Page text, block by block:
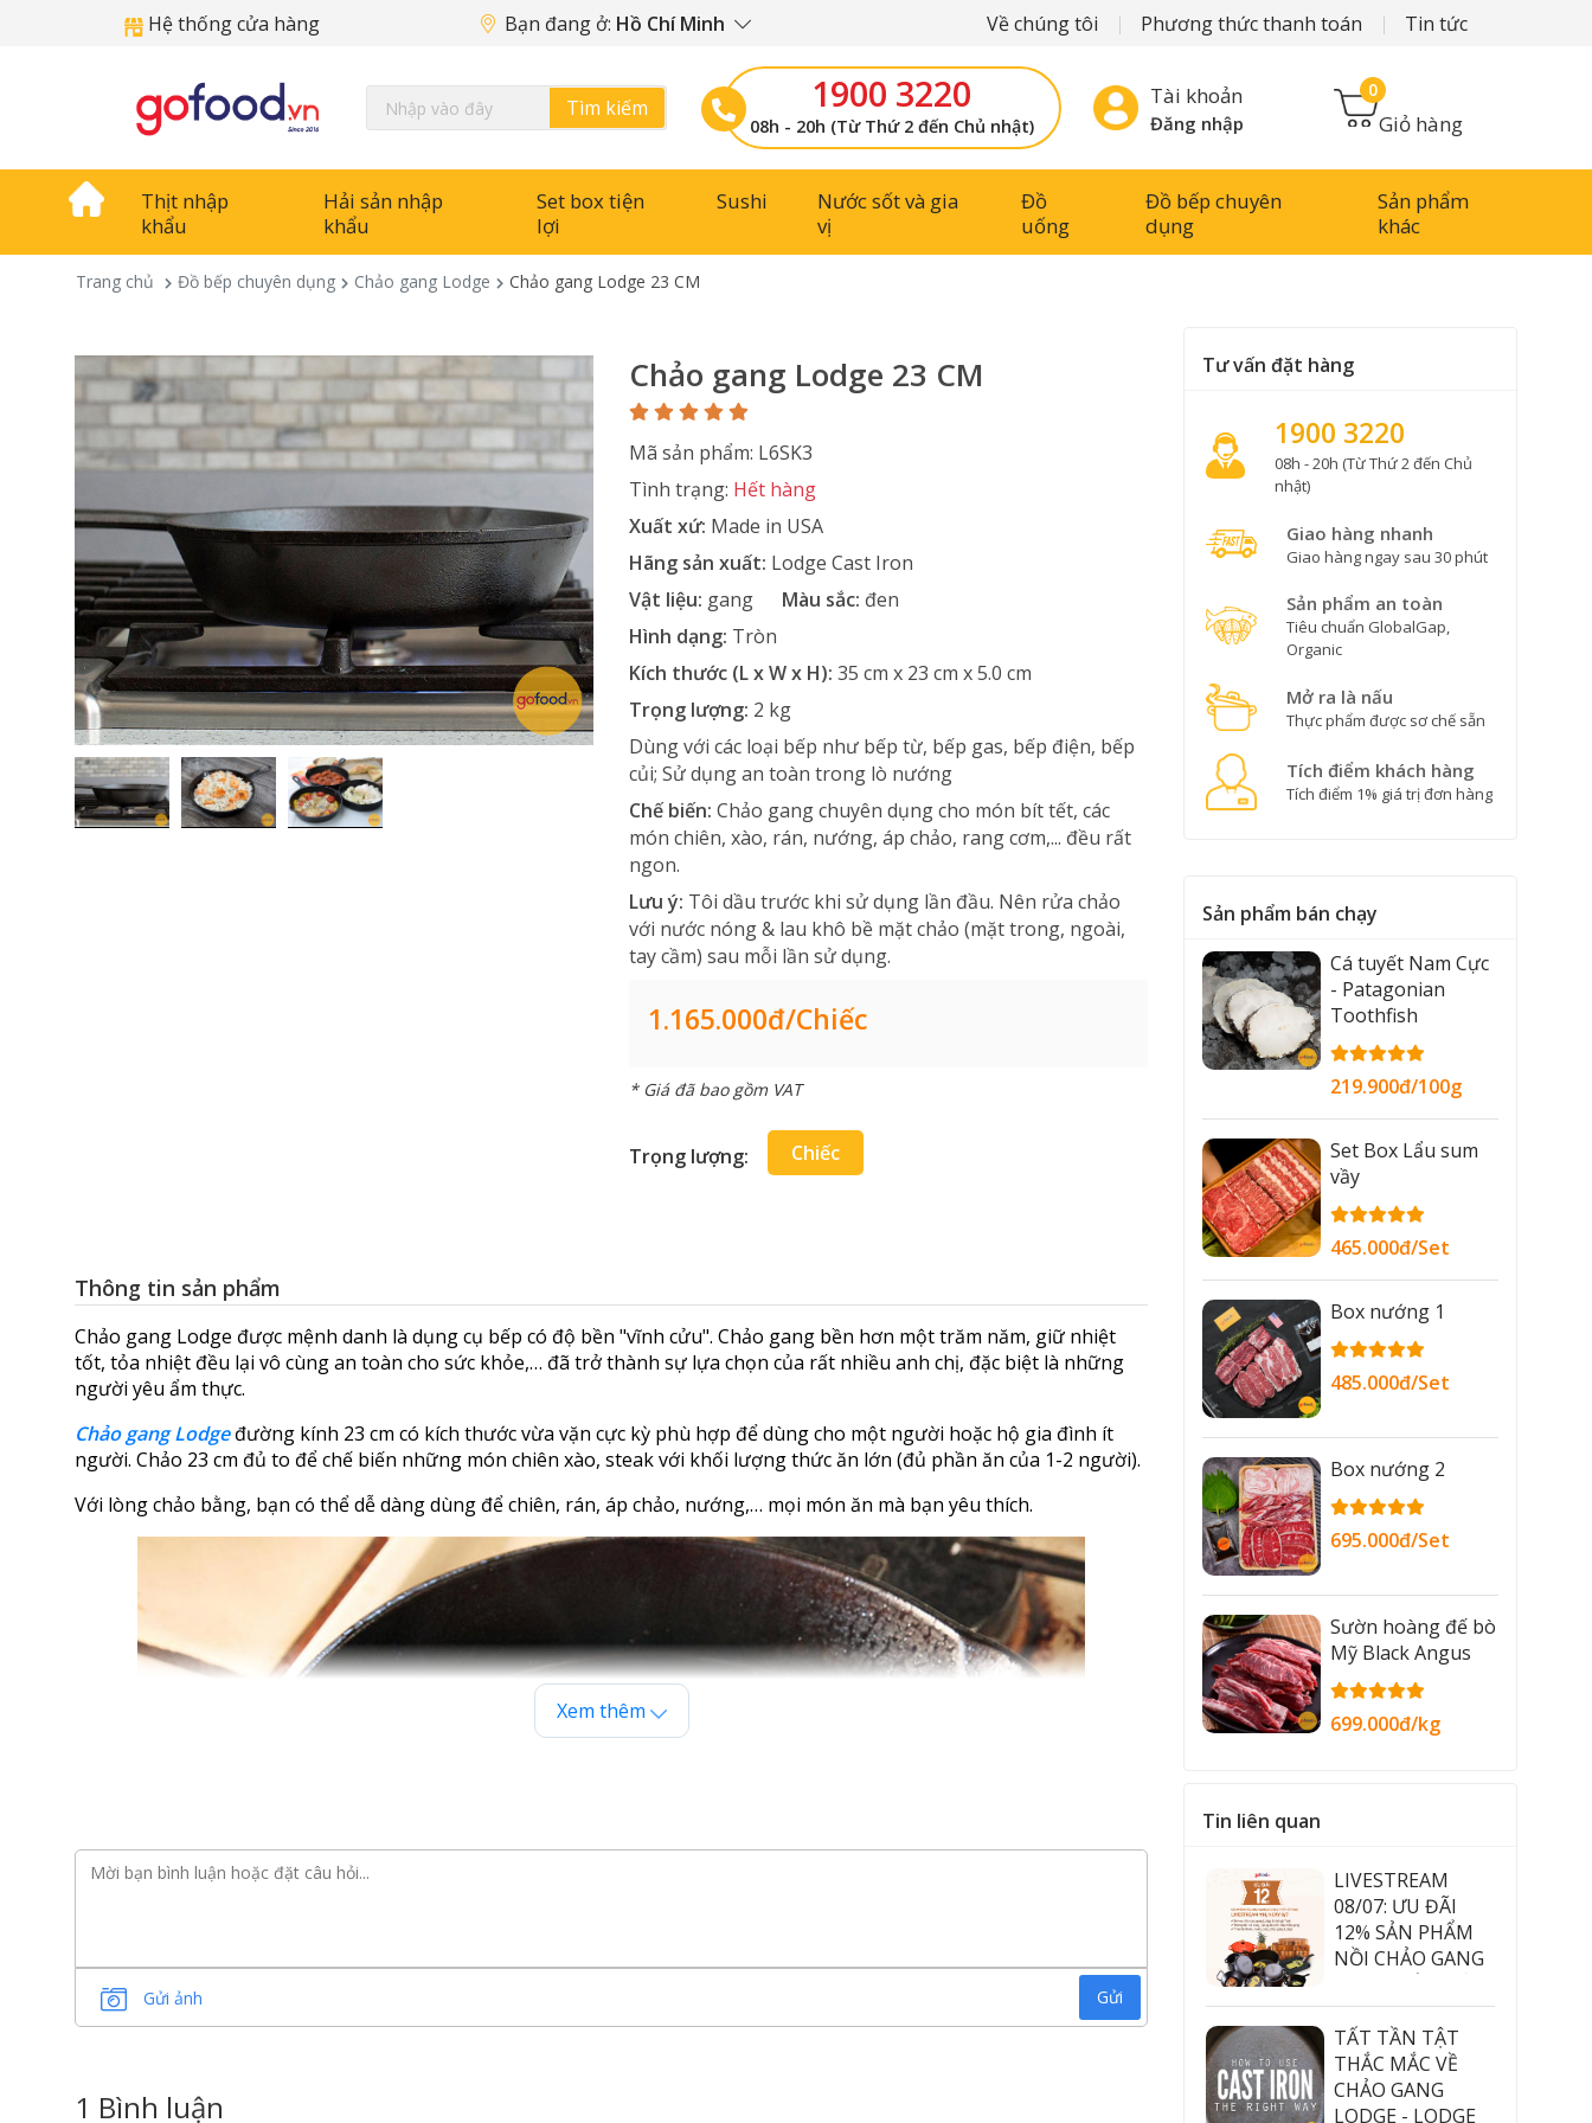
Hệ thống cửa hàng Bạn đang ở: Hồ Chí Minh Về chúng tôi Phương thức thanh toán Tin tức
Tìm kiếm 1900 3220
08h - 20h (Từ Thứ 2 đến Chủ nhật)
Tài khoản
Đăng nhập Giỏ hàng
0
Thịt nhập
khẩu
Hải sản nhập
khẩu
Set box tiện
lợi
Sushi
Nước sốt và gia
vị
Đồ
uống
Đồ bếp chuyên
dụng
Sản phẩm
khác
Trang chủ Đồ bếp chuyên dụng Chảo gang Lodge Chảo gang Lodge 23 CM
Chảo gang Lodge 23 CM
Mã sản phẩm: L6SK3
Tình trạng: Hết hàng
Xuất xứ: Made in USA
Hãng sản xuất: Lodge Cast Iron
Vật liệu: gang Màu sắc: đen
Hình dạng: Tròn
Kích thước (L x W x H): 35 cm x 23 cm x 5.0 cm
Trọng lượng: 2 kg
Dùng với các loại bếp như bếp từ, bếp gas, bếp điện, bếp
củi; Sử dụng an toàn trong lò nướng
Chế biến: Chảo gang chuyên dụng cho món bít tết, các
món chiên, xào, rán, nướng, áp chảo, rang cơm,... đều rất
ngon.
Lưu ý: Tôi dầu trước khi sử dụng lần đầu. Nên rửa chảo
với nước nóng & lau khô bề mặt chảo (mặt trong, ngoài,
tay cầm) sau mỗi lần sử dụng.
1.165.000đ/chiếc
* Giá đã bao gồm VAT
Trọng lượng: Chiếc
Thông tin sản phẩm
Chảo gang Lodge được mệnh danh là dụng cụ bếp có độ bền "vĩnh cửu". Chảo gang bền hơn một trăm năm, giữ nhiệt
tốt, tỏa nhiệt đều lại vô cùng an toàn cho sức khỏe,… đã trở thành sự lựa chọn của rất nhiều anh chị, đặc biệt là những
người yêu ẩm thực.
Chảo gang Lodge đường kính 23 cm có kích thước vừa vặn cực kỳ phù hợp để dùng cho một người hoặc hộ gia đình ít
người. Chảo 23 cm đủ to để chế biến những món chiên xào, steak với khối lượng thức ăn lớn (đủ phần ăn của 1-2 người).
Với lòng chảo bằng, bạn có thể dễ dàng dùng để chiên, rán, áp chảo, nướng,… mọi món ăn mà bạn yêu thích.
Xem thêm
Gửi ảnh Gửi
1 Bình luận
Tư vấn đặt hàng
1900 3220
08h - 20h (Từ Thứ 2 đến Chủ
nhật)
Giao hàng nhanh
Giao hàng ngay sau 30 phút
Sản phẩm an toàn
Tiêu chuẩn GlobalGap,
Organic
Mở ra là nấu
Thực phẩm được sơ chế sẵn
Tích điểm khách hàng
Tích điểm 1% giá trị đơn hàng
Sản phẩm bán chạy
Cá tuyết Nam Cực
- Patagonian
Toothfish
219.900đ/100g
Set Box Lẩu sum
vầy
465.000đ/Set
Box nướng 1
485.000đ/Set
Box nướng 2
695.000đ/Set
Sườn hoàng đế bò
Mỹ Black Angus
699.000đ/kg
Tin liên quan
LIVESTREAM
08/07: ƯU ĐÃI
12% SẢN PHẨM
NỒI CHẢO GANG
GỖ TEAK
TẤT TẦN TẬT
THẮC MẮC VỀ
CHẢO GANG
LODGE - LODGE